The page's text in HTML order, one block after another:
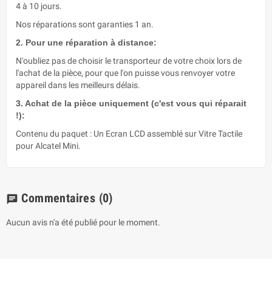
4 à 10 jours.
Nos réparations sont garanties 1 an.
2. Pour une réparation à distance:
N'oubliez pas de choisir le transporteur de votre choix lors de
l'achat de la pièce, pour que l'on puisse vous renvoyer votre
appareil dans les meilleurs délais.
3. Achat de la pièce uniquement (c'est vous qui réparait
!):
Contenu du paquet : Un Ecran LCD assemblé sur Vitre Tactile
pour Alcatel Mini.
chat Commentaires (0)
Aucun avis n'a été publié pour le moment.